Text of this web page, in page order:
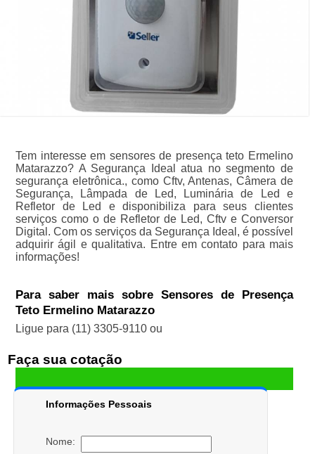
Tem interesse em sensores de presença teto Ermelino
Matarazzo? A Segurança Ideal atua no segmento de
segurança eletrônica., como Cftv, Antenas, Câmera de
Segurança, Lâmpada de Led, Luminária de Led e
Refletor de Led e disponibiliza para seus clientes
serviços como o de Refletor de Led, Cftv e Conversor
Digital. Com os serviços da Segurança Ideal, é possível
adquirir ágil e qualitativa. Entre em contato para mais
informações!
Para saber mais sobre Sensores de Presença
Teto Ermelino Matarazzo
Ligue para (11) 3305-9110ou
Faça sua cotação
Informações Pessoais
Nome: